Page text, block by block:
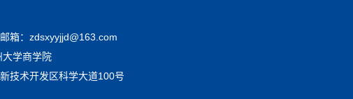
箱：zdsxyyjjd@163.com
学商学院
技术开发区科学大道100号